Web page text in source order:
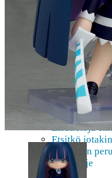
Oreimo
Sanasto
MMD
AMV
Akihabara-
Pepakura
Ota yhteyttä
Usein Kysyttyä
Lisätietoja
Etsitkö
Tilauksen
Uutiskirje